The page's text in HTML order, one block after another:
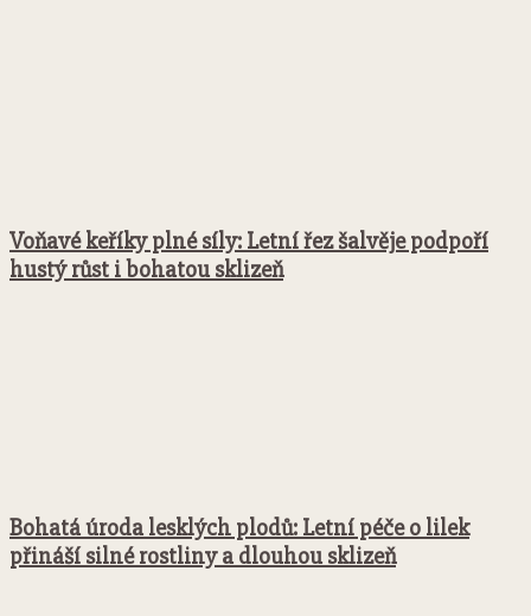
Voňavé keříky plné síly: Letní řez šalvěje podpoří
hustý růst i bohatou sklizeň
Bohatá úroda lesklých plodů: Letní péče o lilek
přináší silné rostliny a dlouhou sklizeň